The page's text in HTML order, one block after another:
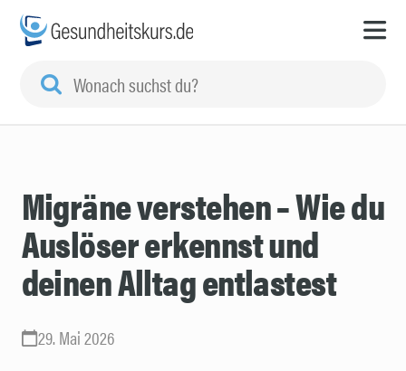
Migräne verstehen – Wie du
Auslöser erkennst und
deinen Alltag entlastest
29. Mai 2026